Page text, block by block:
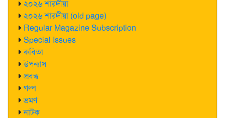
২০২৬ শারদীয়া
২০২৬ শারদীয়া (old page)
Regular Magazine Subscription
Special Issues
কবিতা
উপন্যাস
প্রবন্ধ
গল্প
ভ্রমণ
নাটক